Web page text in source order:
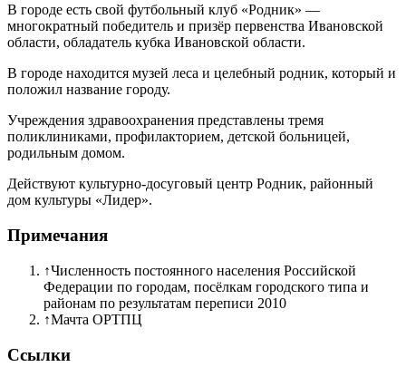
В городе есть свой футбольный клуб «Родник» —
многократный победитель и призёр первенства Ивановской
области, обладатель кубка Ивановской области.
В городе находится музей леса и целебный родник, который и
положил название городу.
Учреждения здравоохранения представлены тремя
поликлиниками, профилакторием, детской больницей,
родильным домом.
Действуют культурно-досуговый центр Родник, районный
дом культуры «Лидер».
Примечания
↑Численность постоянного населения Российской
Федерации по городам, посёлкам городского типа и
районам по результатам переписи 2010
↑Мачта ОРТПЦ
Ссылки